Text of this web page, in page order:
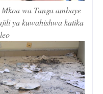
wa Tanga ambaye
ya kuwahishwa katika